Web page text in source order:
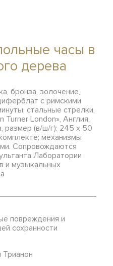
часы в
дерева
бронза, золочение,
с римскими
стальные стрелки,
Turner London», Англия,
размер (в/ш/г): 245 х 50
механизмы
Сопровождаются
Лаборатории
и музыкальных
повреждения и
сохранности
Трианон